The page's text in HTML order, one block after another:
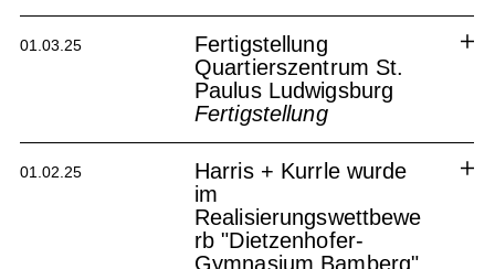
Quartier Memminger Straße
Mindelheim
01.03.25
Fertigstellung
Quartierszentrum St.
Paulus Ludwigsburg
Fertigstellung
Gesamtprojektes
Standortenwicklung
Quartierszentrum St. Paulus
Ludwigsburg
Quartierszentrum St. Paulus
01.02.25
Harris + Kurrle wurde
im
Realisierungswettbewe
rb "Dietzenhofer-
Gymnasium Bamberg"